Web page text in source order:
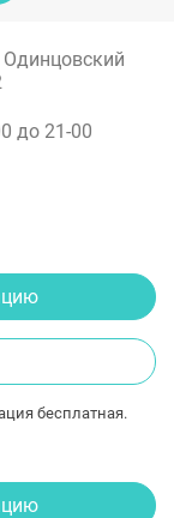
до 21-00
бесплатная.